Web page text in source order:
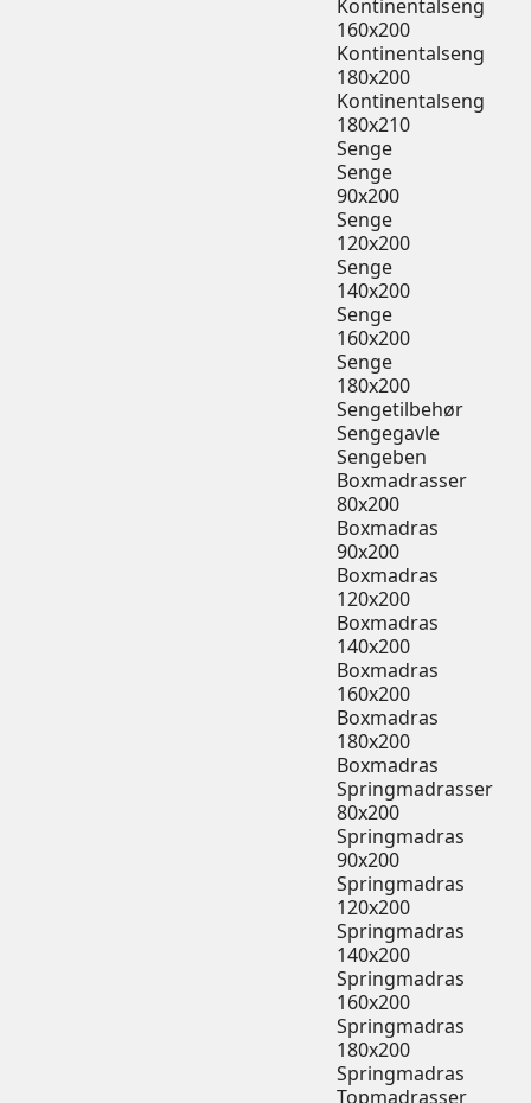
Kontinentalseng
160x200
Kontinentalseng
180x200
Kontinentalseng
180x210
Senge
Senge
90x200
Senge
120x200
Senge
140x200
Senge
160x200
Senge
180x200
Sengetilbehør
Sengegavle
Sengeben
Boxmadrasser
80x200
Boxmadras
90x200
Boxmadras
120x200
Boxmadras
140x200
Boxmadras
160x200
Boxmadras
180x200
Boxmadras
Springmadrasser
80x200
Springmadras
90x200
Springmadras
120x200
Springmadras
140x200
Springmadras
160x200
Springmadras
180x200
Springmadras
Topmadrasser